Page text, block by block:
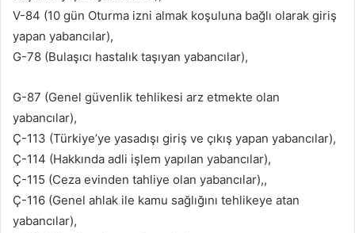
V-84 (10 gün Oturma izni almak koşuluna bağlı olarak giriş
yapan yabancılar),
G-78 (Bulaşıcı hastalık taşıyan yabancılar),
G-87 (Genel güvenlik tehlikesi arz etmekte olan
yabancılar),
Ç-113 (Türkiye’ye yasadışı giriş ve çıkış yapan yabancılar),
Ç-114 (Hakkında adli işlem yapılan yabancılar),
Ç-115 (Ceza evinden tahliye olan yabancılar),,
Ç-116 (Genel ahlak ile kamu sağlığını tehlikeye atan
yabancılar),